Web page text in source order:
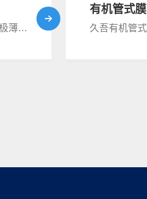
中空纤维膜多为非对称结构，由一层极薄、具有一定孔径的致密皮层（孔径0.02~0.2μm，厚度为0.1～1μm）和一层较厚、具有海绵状或指状结构的多孔层（结构约75～500μm厚，孔径约0.1~2μm）组成，截留作用主要发生在皮层，后者主要起支撑作用。
有机管式膜